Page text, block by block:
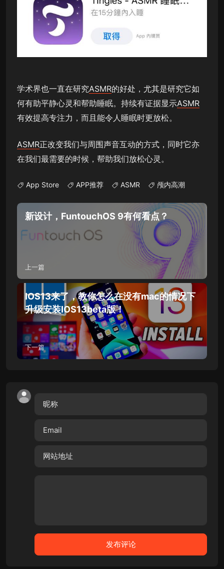
学术界也一直在研究ASMR的好处，尤其是研究它如
何有助平静心灵和帮助睡眠。持续有证据显示ASMR
有效提高专注力，而且能令人睡眠时更放松。
ASMR正改变我们与周围声音互动的方式，同时它亦
在我们最需要的时候，帮助我们放松心灵。
App Store APP推荐 ASMR 颅内高潮
新设计，FuntouchOS 9有何看点？
上一篇
IOS13来了，教你怎么在没有mac的情况下
升级安装IOS13beta版！
下一篇